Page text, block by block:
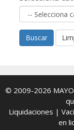
Buscar
© 2009-2026
Liquidaciones |
en